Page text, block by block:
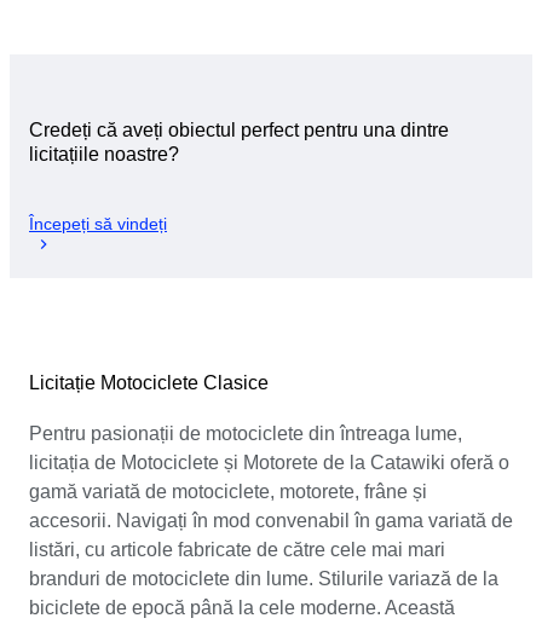
Credeți că aveți obiectul perfect pentru una dintre
licitațiile noastre?
Începeți să vindeți
Licitație Motociclete Clasice
Pentru pasionații de motociclete din întreaga lume,
licitația de Motociclete și Motorete de la Catawiki oferă o
gamă variată de motociclete, motorete, frâne și
accesorii. Navigați în mod convenabil în gama variată de
listări, cu articole fabricate de către cele mai mari
branduri de motociclete din lume. Stilurile variază de la
biciclete de epocă până la cele moderne. Această